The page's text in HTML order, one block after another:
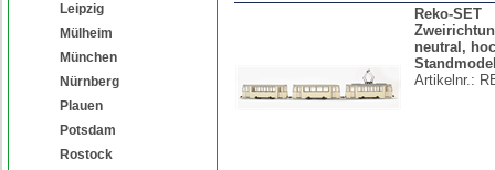
Leipzig
Mülheim
München
Nürnberg
Plauen
Potsdam
Rostock
Reko-SET
neutral,
Artikelnr.: